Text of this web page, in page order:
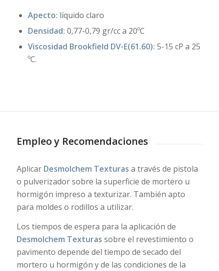
Apecto: líquido claro
Densidad: 0,77-0,79 gr/cc a 20ºC
Viscosidad Brookfield DV-E(61.60): 5-15 cP a 25
ºC.
Empleo y Recomendaciones
Aplicar Desmolchem Texturas a través de pistola
o pulverizador sobre la superficie de mortero u
hormigón impreso a texturizar. También apto
para moldes o rodillos a utilizar.
Los tiempos de espera para la aplicación de
Desmolchem Texturas sobre el revestimiento o
pavimento depende del tiempo de secado del
mortero u hormigón y de las condiciones de la